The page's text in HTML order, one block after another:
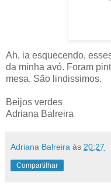
Ah, ia esquecendo,
da minha avó. Foram
mesa. São lindissimos.
Beijos verdes
Adriana Balreira
Adriana Balreira às 20:27
Compartilhar